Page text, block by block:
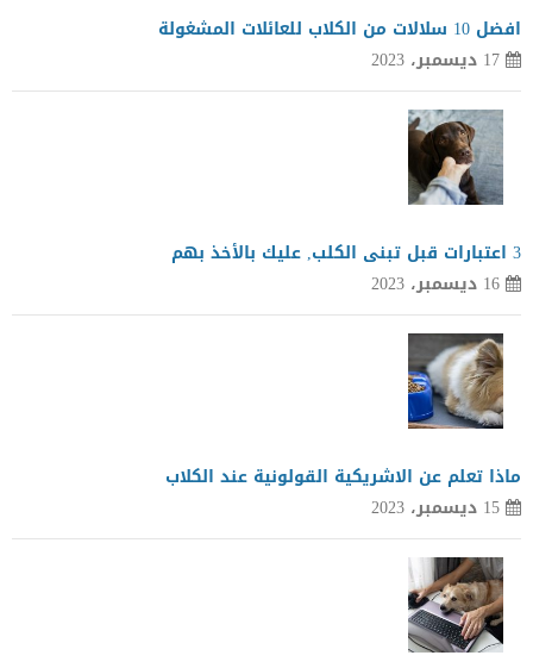
افضل 10 سلالات من الكلاب للعائلات المشغولة
17 ديسمبر، 2023
3 اعتبارات قبل تبنى الكلب, عليك بالأخذ بهم
16 ديسمبر، 2023
ماذا تعلم عن الاشريكية القولونية عند الكلاب
15 ديسمبر، 2023